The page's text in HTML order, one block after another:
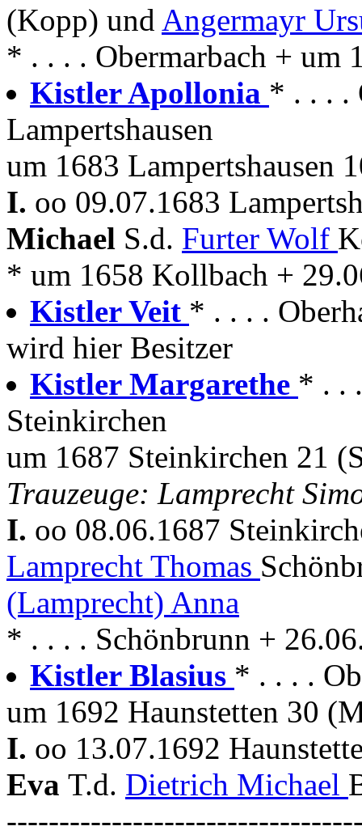
(Kopp) und Angermayr
* . . . . Obermarbach + um
Kistler Apollonia * . . . .
Lampertshausen
um 1683 Lampertshausen
I. oo 09.07.1683
Michael S.d. Furter Wolf
* um 1658 Kollbach +
Kistler Veit * . . . .
wird hier Besitzer
Kistler Margarethe * . .
Steinkirchen
um 1687 Steinkirchen 21
Trauzeuge: Lamprecht
I. oo 08.06.1687
Lamprecht Thomas
(Lamprecht) Anna
* . . . . Schönbrunn +
Kistler Blasius * . . . .
um 1692 Haunstetten 30
I. oo 13.07.1692
Eva T.d. Dietrich Michael